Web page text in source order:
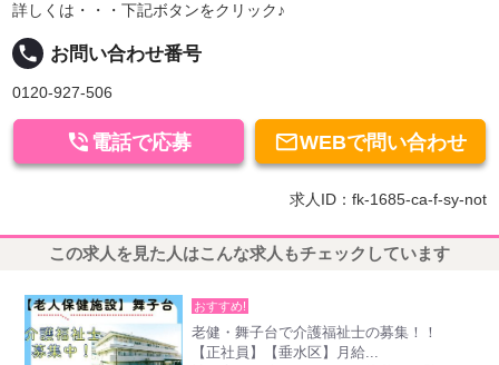
詳しくは・・・下記ボタンをクリック♪
local_phone お問い合わせ番号
0120-927-506
WEBで問い合わせ
 電話で応募
求人ID：fk-1685-ca-f-sy-not
この求人を見た人はこんな求人もチェックしています
おすすめ!
老健・舞子台で介護福祉士の募集！！
【正社員】【垂水区】月給...